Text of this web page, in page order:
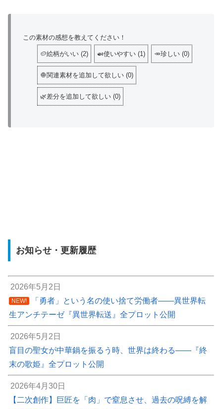
この素材の感想を教えてください！
🥔絵柄がいい (2) 🍛使いやすい (1) 🥕珍しい (0)
🧅関連素材を追加して欲しい (0)
🌿差分を追加して欲しい (0)
お知らせ・更新履歴
2026年5月2日
NEW!
「勇者」という名の使い捨て労働者――異世界転
生アンチテーゼ『異世界転送』全プロット公開
2026年5月2日
盲目の聖女が中華鍋を振るう時、世界は終わる――『終
末の歌姫』全プロット公開
2026年4月30日
【二次創作】巨匠を「肉」で窒息させ、過去の呪縛を解